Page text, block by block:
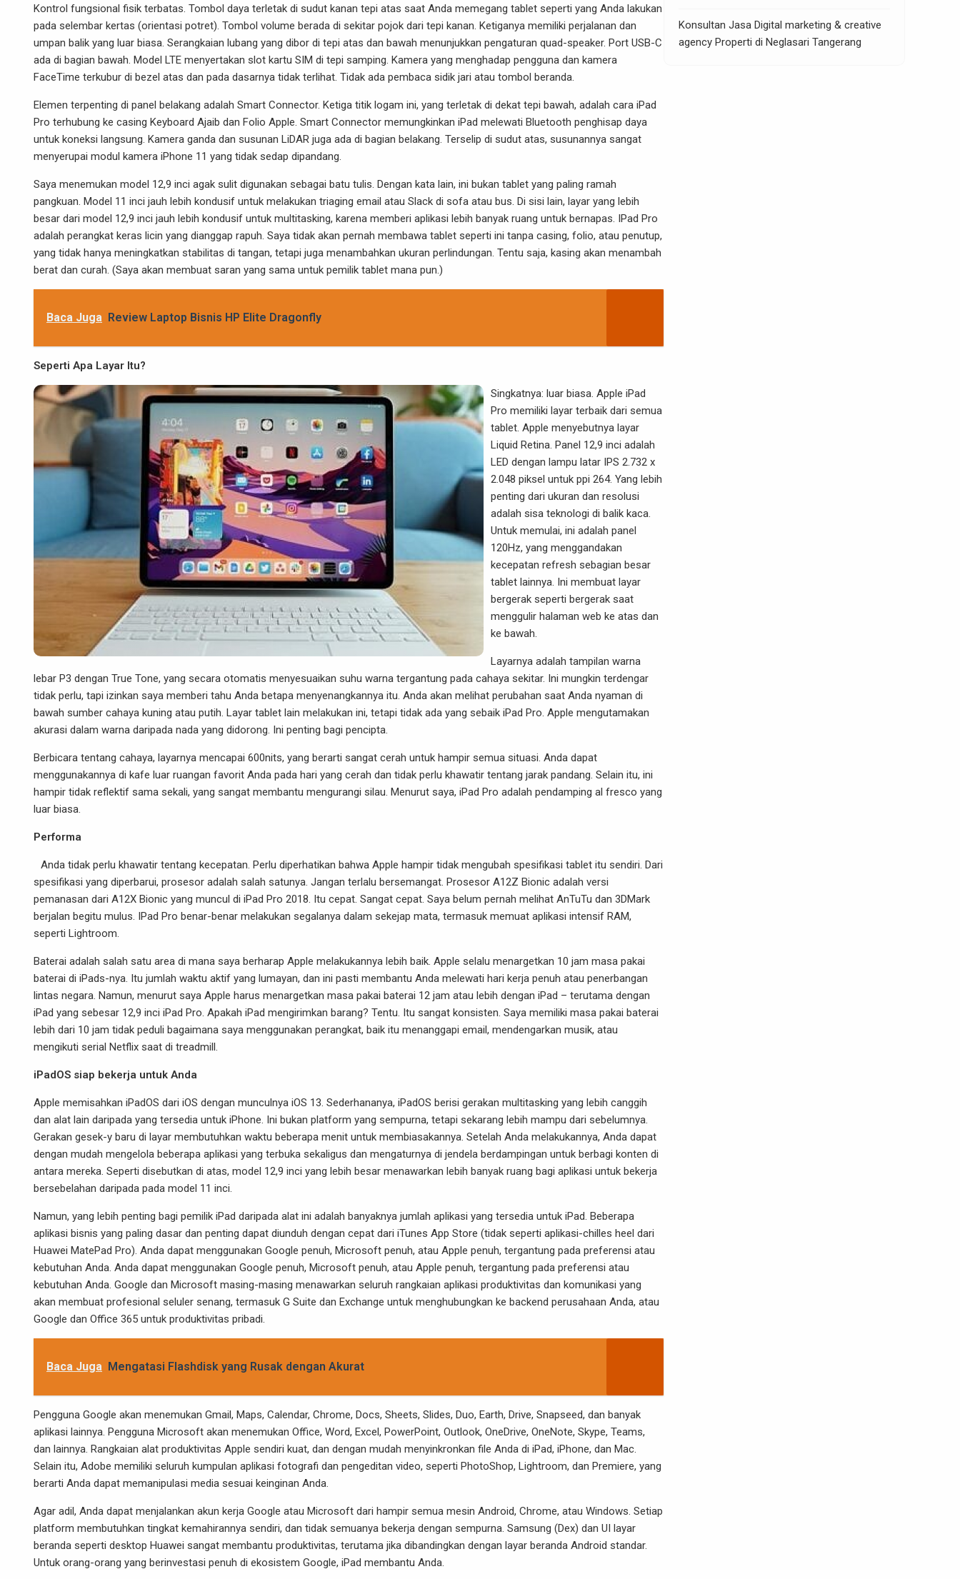
Kontrol fungsional fisik terbatas. Tombol daya terletak di sudut kanan tepi atas saat Anda memegang tablet seperti yang Anda lakukan
pada selembar kertas (orientasi potret). Tombol volume berada di sekitar pojok dari tepi kanan. Ketiganya memiliki perjalanan dan
umpan balik yang luar biasa. Serangkaian lubang yang dibor di tepi atas dan bawah menunjukkan pengaturan quad-speaker. Port USB-C
ada di bagian bawah. Model LTE menyertakan slot kartu SIM di tepi samping. Kamera yang menghadap pengguna dan kamera
FaceTime terkubur di bezel atas dan pada dasarnya tidak terlihat. Tidak ada pembaca sidik jari atau tombol beranda.
Elemen terpenting di panel belakang adalah Smart Connector. Ketiga titik logam ini, yang terletak di dekat tepi bawah, adalah cara iPad
Pro terhubung ke casing Keyboard Ajaib dan Folio Apple. Smart Connector memungkinkan iPad melewati Bluetooth penghisap daya
untuk koneksi langsung. Kamera ganda dan susunan LiDAR juga ada di bagian belakang. Terselip di sudut atas, susunannya sangat
menyerupai modul kamera iPhone 11 yang tidak sedap dipandang.
Saya menemukan model 12,9 inci agak sulit digunakan sebagai batu tulis. Dengan kata lain, ini bukan tablet yang paling ramah
pangkuan. Model 11 inci jauh lebih kondusif untuk melakukan triaging email atau Slack di sofa atau bus. Di sisi lain, layar yang lebih
besar dari model 12,9 inci jauh lebih kondusif untuk multitasking, karena memberi aplikasi lebih banyak ruang untuk bernapas. IPad Pro
adalah perangkat keras licin yang dianggap rapuh. Saya tidak akan pernah membawa tablet seperti ini tanpa casing, folio, atau penutup,
yang tidak hanya meningkatkan stabilitas di tangan, tetapi juga menambahkan ukuran perlindungan. Tentu saja, kasing akan menambah
berat dan curah. (Saya akan membuat saran yang sama untuk pemilik tablet mana pun.)
Baca Juga Review Laptop Bisnis HP Elite Dragonfly
Seperti Apa Layar Itu?
Singkatnya: luar biasa. Apple iPad
Pro memiliki layar terbaik dari semua
tablet. Apple menyebutnya layar
Liquid Retina. Panel 12,9 inci adalah
LED dengan lampu latar IPS 2.732 x
2.048 piksel untuk ppi 264. Yang lebih
penting dari ukuran dan resolusi
adalah sisa teknologi di balik kaca.
Untuk memulai, ini adalah panel
120Hz, yang menggandakan
kecepatan refresh sebagian besar
tablet lainnya. Ini membuat layar
bergerak seperti bergerak saat
menggulir halaman web ke atas dan
ke bawah.
Layarnya adalah tampilan warna
lebar P3 dengan True Tone, yang secara otomatis menyesuaikan suhu warna tergantung pada cahaya sekitar. Ini mungkin terdengar
tidak perlu, tapi izinkan saya memberi tahu Anda betapa menyenangkannya itu. Anda akan melihat perubahan saat Anda nyaman di
bawah sumber cahaya kuning atau putih. Layar tablet lain melakukan ini, tetapi tidak ada yang sebaik iPad Pro. Apple mengutamakan
akurasi dalam warna daripada nada yang didorong. Ini penting bagi pencipta.
Berbicara tentang cahaya, layarnya mencapai 600nits, yang berarti sangat cerah untuk hampir semua situasi. Anda dapat
menggunakannya di kafe luar ruangan favorit Anda pada hari yang cerah dan tidak perlu khawatir tentang jarak pandang. Selain itu, ini
hampir tidak reflektif sama sekali, yang sangat membantu mengurangi silau. Menurut saya, iPad Pro adalah pendamping al fresco yang
luar biasa.
Performa
Anda tidak perlu khawatir tentang kecepatan. Perlu diperhatikan bahwa Apple hampir tidak mengubah spesifikasi tablet itu sendiri. Dari
spesifikasi yang diperbarui, prosesor adalah salah satunya. Jangan terlalu bersemangat. Prosesor A12Z Bionic adalah versi
pemanasan dari A12X Bionic yang muncul di iPad Pro 2018. Itu cepat. Sangat cepat. Saya belum pernah melihat AnTuTu dan 3DMark
berjalan begitu mulus. IPad Pro benar-benar melakukan segalanya dalam sekejap mata, termasuk memuat aplikasi intensif RAM,
seperti Lightroom.
Baterai adalah salah satu area di mana saya berharap Apple melakukannya lebih baik. Apple selalu menargetkan 10 jam masa pakai
baterai di iPads-nya. Itu jumlah waktu aktif yang lumayan, dan ini pasti membantu Anda melewati hari kerja penuh atau penerbangan
lintas negara. Namun, menurut saya Apple harus menargetkan masa pakai baterai 12 jam atau lebih dengan iPad – terutama dengan
iPad yang sebesar 12,9 inci iPad Pro. Apakah iPad mengirimkan barang? Tentu. Itu sangat konsisten. Saya memiliki masa pakai baterai
lebih dari 10 jam tidak peduli bagaimana saya menggunakan perangkat, baik itu menanggapi email, mendengarkan musik, atau
mengikuti serial Netflix saat di treadmill.
iPadOS siap bekerja untuk Anda
Apple memisahkan iPadOS dari iOS dengan munculnya iOS 13. Sederhananya, iPadOS berisi gerakan multitasking yang lebih canggih
dan alat lain daripada yang tersedia untuk iPhone. Ini bukan platform yang sempurna, tetapi sekarang lebih mampu dari sebelumnya.
Gerakan gesek-y baru di layar membutuhkan waktu beberapa menit untuk membiasakannya. Setelah Anda melakukannya, Anda dapat
dengan mudah mengelola beberapa aplikasi yang terbuka sekaligus dan mengaturnya di jendela berdampingan untuk berbagi konten di
antara mereka. Seperti disebutkan di atas, model 12,9 inci yang lebih besar menawarkan lebih banyak ruang bagi aplikasi untuk bekerja
bersebelahan daripada pada model 11 inci.
Namun, yang lebih penting bagi pemilik iPad daripada alat ini adalah banyaknya jumlah aplikasi yang tersedia untuk iPad. Beberapa
aplikasi bisnis yang paling dasar dan penting dapat diunduh dengan cepat dari iTunes App Store (tidak seperti aplikasi-chilles heel dari
Huawei MatePad Pro). Anda dapat menggunakan Google penuh, Microsoft penuh, atau Apple penuh, tergantung pada preferensi atau
kebutuhan Anda. Anda dapat menggunakan Google penuh, Microsoft penuh, atau Apple penuh, tergantung pada preferensi atau
kebutuhan Anda. Google dan Microsoft masing-masing menawarkan seluruh rangkaian aplikasi produktivitas dan komunikasi yang
akan membuat profesional seluler senang, termasuk G Suite dan Exchange untuk menghubungkan ke backend perusahaan Anda, atau
Google dan Office 365 untuk produktivitas pribadi.
Baca Juga Mengatasi Flashdisk yang Rusak dengan Akurat
Pengguna Google akan menemukan Gmail, Maps, Calendar, Chrome, Docs, Sheets, Slides, Duo, Earth, Drive, Snapseed, dan banyak
aplikasi lainnya. Pengguna Microsoft akan menemukan Office, Word, Excel, PowerPoint, Outlook, OneDrive, OneNote, Skype, Teams,
dan lainnya. Rangkaian alat produktivitas Apple sendiri kuat, dan dengan mudah menyinkronkan file Anda di iPad, iPhone, dan Mac.
Selain itu, Adobe memiliki seluruh kumpulan aplikasi fotografi dan pengeditan video, seperti PhotoShop, Lightroom, dan Premiere, yang
berarti Anda dapat memanipulasi media sesuai keinginan Anda.
Agar adil, Anda dapat menjalankan akun kerja Google atau Microsoft dari hampir semua mesin Android, Chrome, atau Windows. Setiap
platform membutuhkan tingkat kemahirannya sendiri, dan tidak semuanya bekerja dengan sempurna. Samsung (Dex) dan UI layar
beranda seperti desktop Huawei sangat membantu produktivitas, terutama jika dibandingkan dengan layar beranda Android standar.
Untuk orang-orang yang berinvestasi penuh di ekosistem Google, iPad membantu Anda.
Konsultan Jasa Digital marketing & creative
agency Properti di Neglasari Tangerang